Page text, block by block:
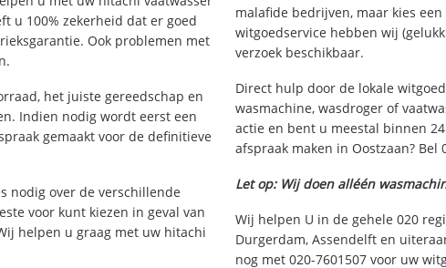
u 100% zekerheid dat er goed
Ook problemen met
het juiste gereedschap en
Indien nodig wordt eerst een
gemaakt voor de definitieve
nodig over de verschillende
voor kunt kiezen in geval van
helpen u graag met uw hitachi
malafide bedrijven, maar kies
witgoedservice hebben wij
verzoek beschikbaar.
Direct hulp door de lokale
wasmachine, wasdroger of
actie en bent u meestal binnen
afspraak maken in Oostzaan? Bel
Let op: Wij doen alléén
Wij helpen U in de gehele 020
Durgerdam, Assendelft en
nog met 020-7601507 voor uw